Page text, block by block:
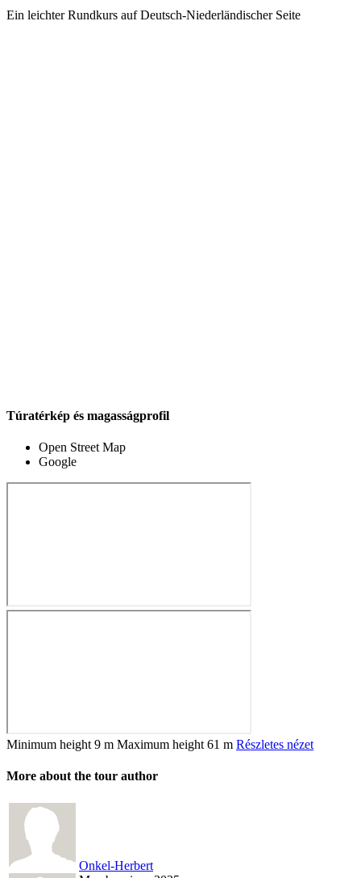
Ein leichter Rundkurs auf Deutsch-Niederländischer Seite
Túratérkép és magasságprofil
Open Street Map
Google
Minimum height 9 m Maximum height 61 m Részletes nézet
More about the tour author
Onkel-Herbert